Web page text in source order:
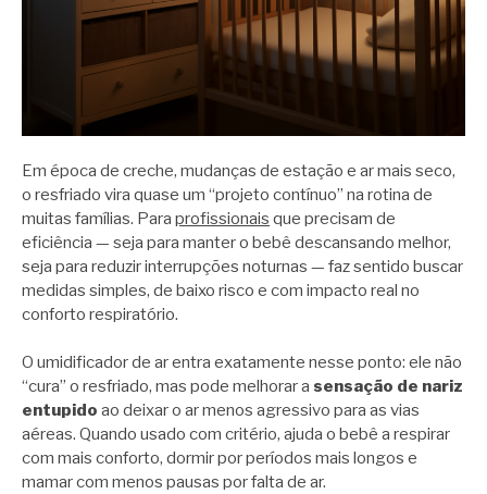
Em época de creche, mudanças de estação e ar mais seco,
o resfriado vira quase um “projeto contínuo” na rotina de
muitas famílias. Para profissionais que precisam de
eficiência — seja para manter o bebê descansando melhor,
seja para reduzir interrupções noturnas — faz sentido buscar
medidas simples, de baixo risco e com impacto real no
conforto respiratório.
O umidificador de ar entra exatamente nesse ponto: ele não
“cura” o resfriado, mas pode melhorar a sensação de nariz
entupido ao deixar o ar menos agressivo para as vias
aéreas. Quando usado com critério, ajuda o bebê a respirar
com mais conforto, dormir por períodos mais longos e
mamar com menos pausas por falta de ar.